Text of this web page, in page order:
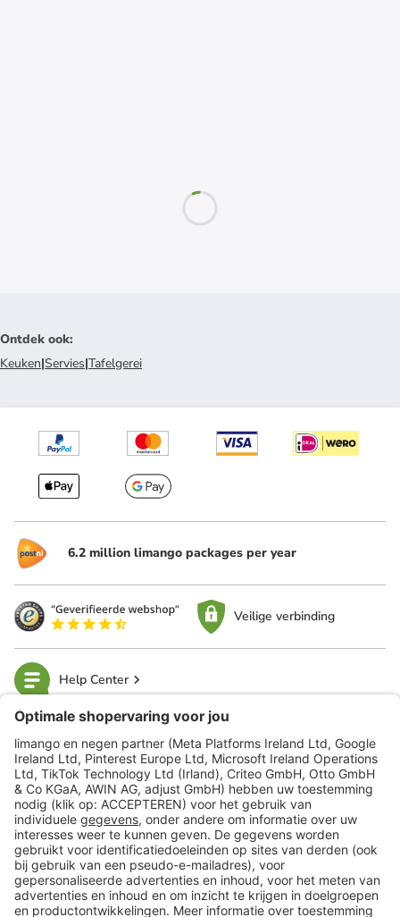
Ontdek ook:
Keuken|Servies|Tafelgerei
6.2 million limango packages per year
Veilige verbinding
Help Center
limango
Veilig winkelen
Klantenservice
Shop
Acties